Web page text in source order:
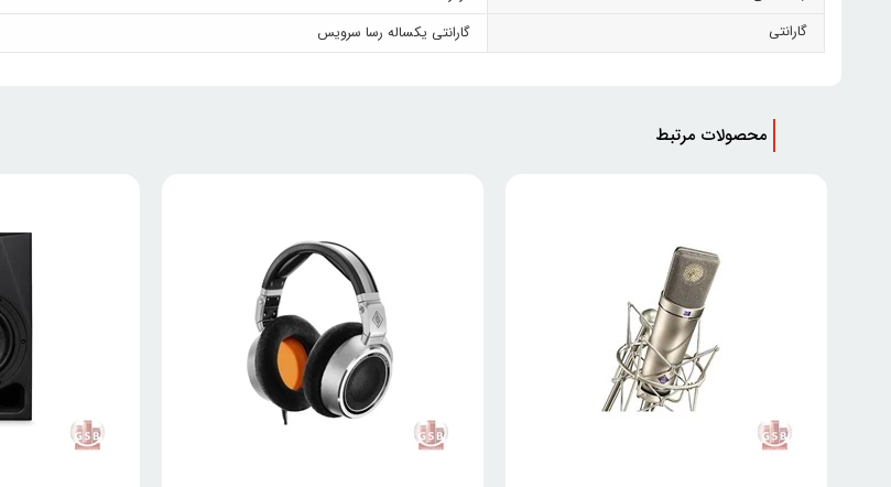
گارانتی
گارانتی یکساله رسا سرویس
محصولات مرتبط